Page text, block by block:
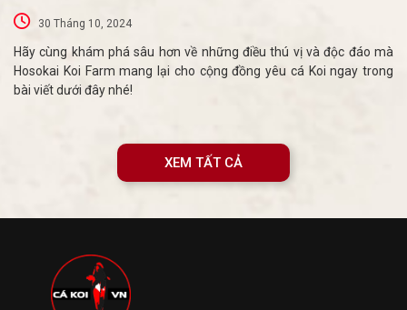
30 Tháng 10, 2024
Hãy cùng khám phá sâu hơn về những điều thú vị và độc đáo mà
Hosokai Koi Farm mang lại cho cộng đồng yêu cá Koi ngay trong
bài viết dưới đây nhé!
XEM TẤT CẢ